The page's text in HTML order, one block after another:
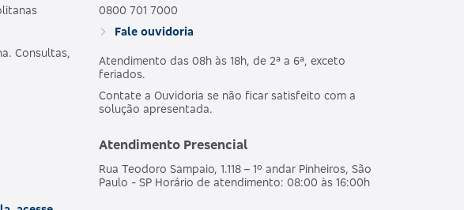
Consultas,
0800 701 7000
Fale ouvidoria
Atendimento das 08h às 18h, de 2ª a 6ª, exceto
feriados.
Contate a Ouvidoria se não ficar satisfeito com a
solução apresentada.
Atendimento Presencial
Rua Teodoro Sampaio, 1.118 – 1º andar Pinheiros, São
Paulo - SP Horário de atendimento: 08:00 às 16:00h